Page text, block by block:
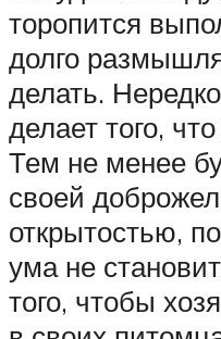
торопится
долго
делать.
делает того,
Тем не менее
своей
открытостью,
ума не
того, чтобы